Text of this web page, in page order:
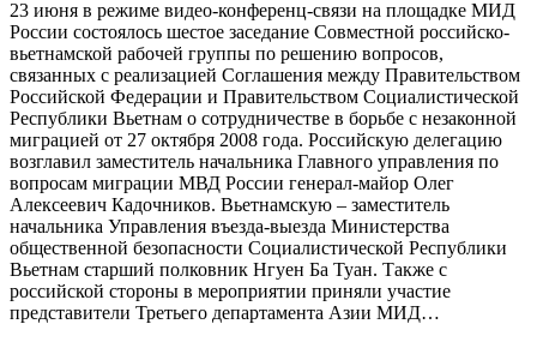
23 июня в режиме видео-конференц-связи на площадке МИД
России состоялось шестое заседание Совместной российско-
вьетнамской рабочей группы по решению вопросов,
связанных с реализацией Соглашения между Правительством
Российской Федерации и Правительством Социалистической
Республики Вьетнам о сотрудничестве в борьбе с незаконной
миграцией от 27 октября 2008 года. Российскую делегацию
возглавил заместитель начальника Главного управления по
вопросам миграции МВД России генерал-майор Олег
Алексеевич Кадочников. Вьетнамскую – заместитель
начальника Управления въезда-выезда Министерства
общественной безопасности Социалистической Республики
Вьетнам старший полковник Нгуен Ба Туан. Также с
российской стороны в мероприятии приняли участие
представители Третьего департамента Азии МИД…